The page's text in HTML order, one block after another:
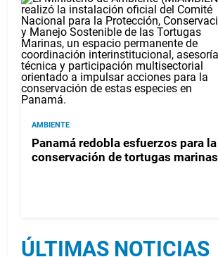
AMBIENTE
Panamá redobla esfuerzos para la
conservación de tortugas marinas
ÚLTIMAS NOTICIAS